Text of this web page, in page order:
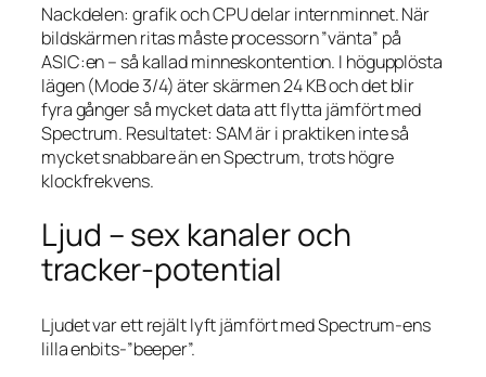
Nackdelen: grafik och CPU delar internminnet. När
bildskärmen ritas måste processorn ”vänta” på
ASIC:en – så kallad minneskontention. I högupplösta
lägen (Mode 3/4) äter skärmen 24 KB och det blir
fyra gånger så mycket data att flytta jämfört med
Spectrum. Resultatet: SAM är i praktiken inte så
mycket snabbare än en Spectrum, trots högre
klockfrekvens.
Ljud – sex kanaler och
tracker-potential
Ljudet var ett rejält lyft jämfört med Spectrum-ens
lilla enbits-”beeper”.